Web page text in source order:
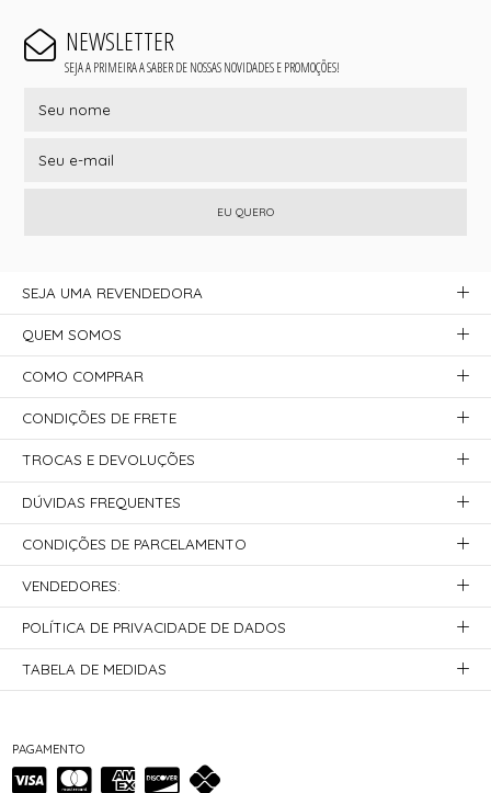
NEWSLETTER
SEJA A PRIMEIRA A SABER DE NOSSAS NOVIDADES E PROMOÇÕES!
EU QUERO
PAGAMENTO
SEJA UMA REVENDEDORA
QUEM SOMOS
COMO COMPRAR
CONDIÇÕES DE FRETE
TROCAS E DEVOLUÇÕES
DÚVIDAS FREQUENTES
CONDIÇÕES DE PARCELAMENTO
VENDEDORES:
POLÍTICA DE PRIVACIDADE DE DADOS
TABELA DE MEDIDAS